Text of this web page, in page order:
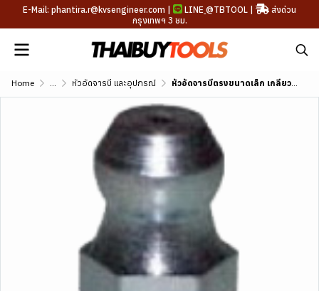
E-Mail: phantira.r@kvsengineer.com | LINE @TBTOOL |
ส่งด่วน
กรุงเทพฯ 3 ชม.
Home ... หัวอัดจารบี และอุปกรณ์ หัวอัดจารบีตรงขนาดเล็ก เกลียวมิล M6x1.0 MM